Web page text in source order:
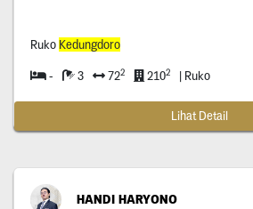
Ruko Kedungdoro
- 3 722 2102 | Ruko
Lihat Detail
HANDI HARYONO